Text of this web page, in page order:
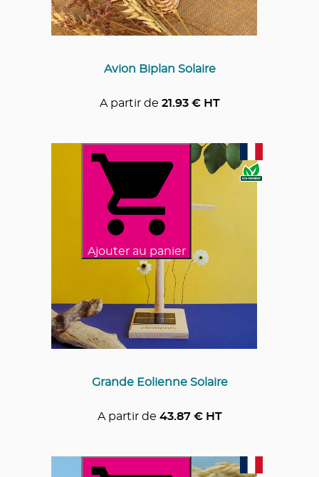
Avion Biplan Solaire
A partir de 21.93€ HT
Ajouter au panier
Grande Eolienne Solaire
A partir de 43.87€ HT